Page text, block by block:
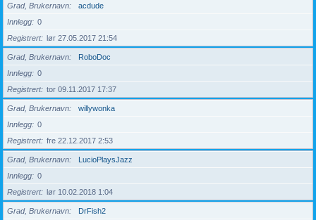
Grad, Brukernavn
acdude
Innlegg
0
Registrert
lør 27.05.2017 21:54
Grad, Brukernavn
RoboDoc
Innlegg
0
Registrert
tor 09.11.2017 17:37
Grad, Brukernavn
willywonka
Innlegg
0
Registrert
fre 22.12.2017 2:53
Grad, Brukernavn
LucioPlaysJazz
Innlegg
0
Registrert
lør 10.02.2018 1:04
Grad, Brukernavn
DrFish2